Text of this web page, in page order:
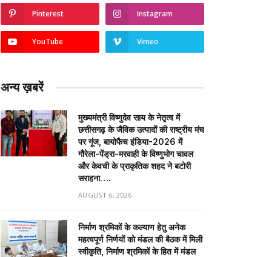
Pinterest Instagram
YouTube Vimeo
अन्य ख़बरें
मुख्यमंत्री विष्णुदेव साय के नेतृत्व में
छत्तीसगढ़ के जैविक उत्पादों की राष्ट्रीय मंच
पर गूंज, बायोफैच इंडिया-2026 में
गौरेला-पेंड्रा-मरवाही के विष्णुभोग चावल
और केवची के प्राकृतिक शहद ने बटोरी
सराहना….
AUGUST 6, 2026
निर्माण श्रमिकों के कल्याण हेतु अनेक
महत्वपूर्ण निर्णयों को मंडल की बैठक में मिली
स्वीकृति, निर्माण श्रमिकों के हित में मंडल